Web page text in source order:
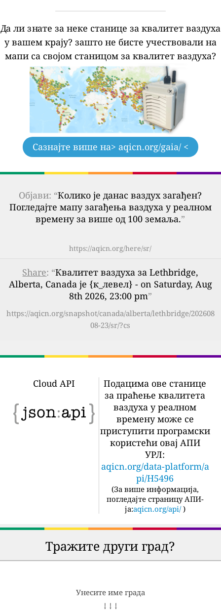
Да ли знате за неке станице за квалитет ваздуха
у вашем крају? зашто не бисте учествовали на
мапи са својом станицом за квалитет ваздуха?
Сазнајте више на> aqicn.org/gaia/ <
Објави: “Колико је данас ваздух загађен?
Погледајте мапу загађења ваздуха у реалном
времену за више од 100 земаља.”
https://aqicn.org/here/sr/
Share: “Квалитет ваздуха за Lethbridge,
Alberta, Canada је {к_левел} - on Saturday, Aug
8th 2026, 23:00 pm”
https://aqicn.org/snapshot/canada/alberta/lethbridge/202608
08-23/sr/?cs
Cloud API
Подацима ове станице
за праћење квалитета
ваздуха у реалном
времену може се
приступити програмски
користећи овај АПИ
УРЛ:
aqicn.org/data-platform/a
pi/H5496
(За више информација,
погледајте страницу АПИ-
ја:aqicn.org/api/ )
Тражите други град?
Унесите име града
↓ ↓ ↓